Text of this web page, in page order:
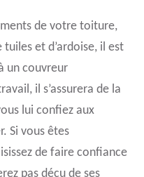
de votre toiture,
et d’ardoise, il est
un couvreur
il s’assurera de la
lui confiez aux
Si vous êtes
de faire confiance
pas déçu de ses